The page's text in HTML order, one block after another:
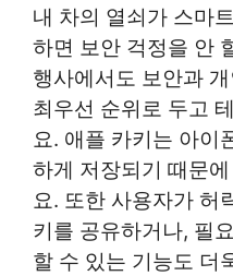
내 차의 열쇠가 스마
하면 보안 걱정을 안
행사에서도 보안과
최우선 순위로 두고
요. 애플 카키는 아이
하게 저장되기 때문
요. 또한 사용자가 허
키를 공유하거나, 필
할 수 있는 기능도 더